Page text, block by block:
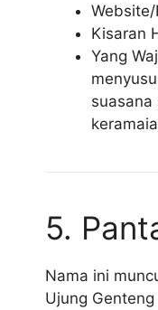
Kisaran
Yang
suasana
5.
Nama ini
Ujung